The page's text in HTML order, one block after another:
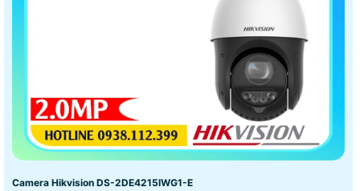
Camera Hikvision DS-2DE4215IWG1-E